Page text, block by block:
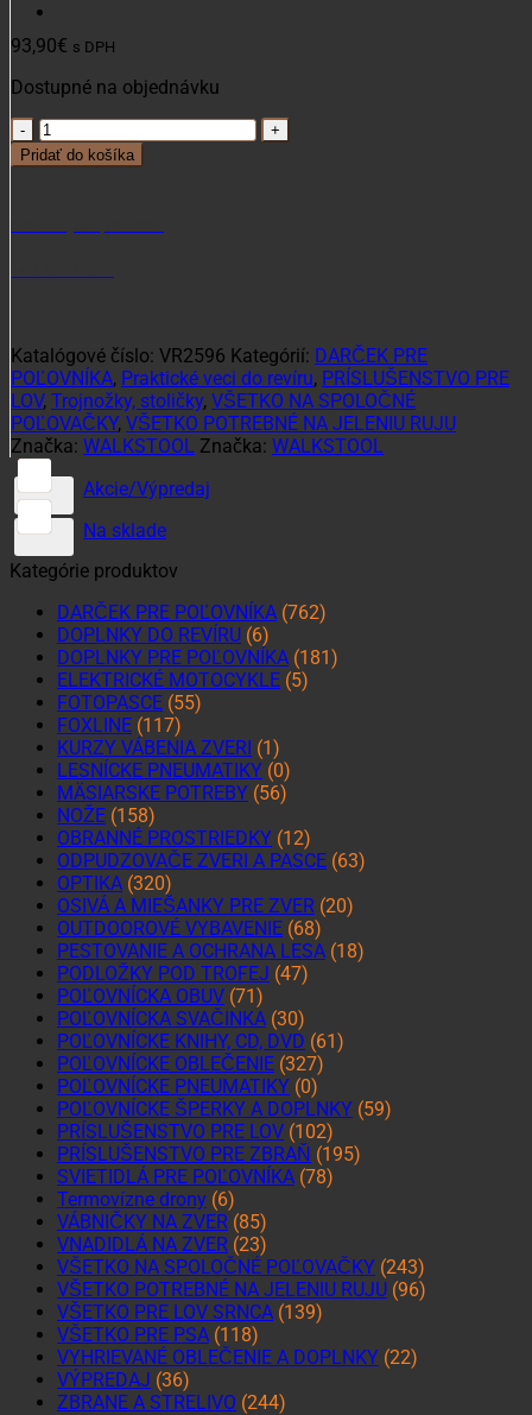
93,90€ s DPH
Dostupné na objednávku
množstvo
Teleskopická
trojnožka
L
Pridať do košíka
Katalógové číslo: VR2596 Kategórií: DARČEK PRE
POĽOVNÍKA, Praktické veci do revíru, PRÍSLUŠENSTVO PRE
LOV, Trojnožky, stoličky, VŠETKO NA SPOLOČNÉ
POĽOVAČKY, VŠETKO POTREBNÉ NA JELENIU RUJU
Značka: WALKSTOOL Značka: WALKSTOOL
Akcie/Výpredaj
Na sklade
Kategórie produktov
DARČEK PRE POĽOVNÍKA (762)
DOPLNKY DO REVÍRU (6)
DOPLNKY PRE POĽOVNÍKA (181)
ELEKTRICKÉ MOTOCYKLE (5)
FOTOPASCE (55)
FOXLINE (117)
KURZY VÁBENIA ZVERI (1)
LESNÍCKE PNEUMATIKY (0)
MÄSIARSKE POTREBY (56)
NOŽE (158)
OBRANNÉ PROSTRIEDKY (12)
ODPUDZOVAČE ZVERI A PASCE (63)
OPTIKA (320)
OSIVÁ A MIEŠANKY PRE ZVER (20)
OUTDOOROVÉ VYBAVENIE (68)
PESTOVANIE A OCHRANA LESA (18)
PODLOŽKY POD TROFEJ (47)
POĽOVNÍCKA OBUV (71)
POĽOVNÍCKA SVAČINKA (30)
POĽOVNÍCKE KNIHY, CD, DVD (61)
POĽOVNÍCKE OBLEČENIE (327)
POĽOVNÍCKE PNEUMATIKY (0)
POĽOVNÍCKE ŠPERKY A DOPLNKY (59)
PRÍSLUŠENSTVO PRE LOV (102)
PRÍSLUŠENSTVO PRE ZBRAŇ (195)
SVIETIDLÁ PRE POĽOVNÍKA (78)
Termovízne drony (6)
VÁBNIČKY NA ZVER (85)
VNADIDLÁ NA ZVER (23)
VŠETKO NA SPOLOČNÉ POĽOVAČKY (243)
VŠETKO POTREBNÉ NA JELENIU RUJU (96)
VŠETKO PRE LOV SRNCA (139)
VŠETKO PRE PSA (118)
VYHRIEVANÉ OBLEČENIE A DOPLNKY (22)
VÝPREDAJ (36)
ZBRANE A STRELIVO (244)